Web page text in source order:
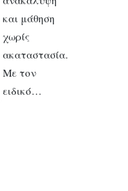
και μάθηση
χωρίς
ακαταστασία.
Με τον
ειδικό…